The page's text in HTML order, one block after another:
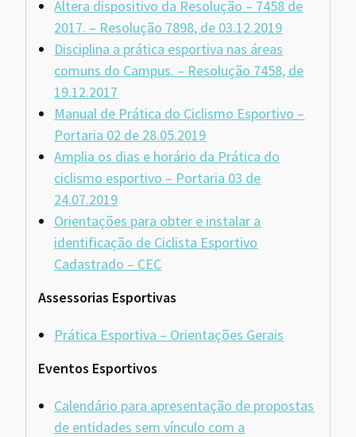
Altera dispositivo da Resolução – 7458 de
2017. – Resolução 7898, de 03.12.2019
Disciplina a prática esportiva nas áreas
comuns do Campus. – Resolução 7458, de
19.12.2017
Manual de Prática do Ciclismo Esportivo –
Portaria 02 de 28.05.2019
Amplia os dias e horário da Prática do
ciclismo esportivo – Portaria 03 de
24.07.2019
Orientações para obter e instalar a
identificação de Ciclista Esportivo
Cadastrado – CEC
Assessorias Esportivas
Prática Esportiva – Orientações Gerais
Eventos Esportivos
Calendário para apresentação de propostas
de entidades sem vínculo com a